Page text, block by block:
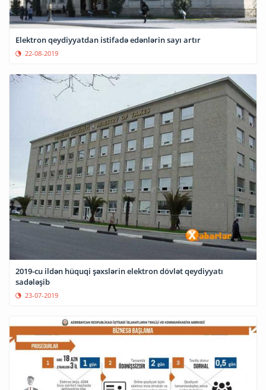
Elektron qeydiyyatdan istifadə edənlərin sayı artır
22-08-2019
2019-cu ildən hüquqi şəxslərin elektron dövlət qeydiyyatı
sadələşib
23-07-2019